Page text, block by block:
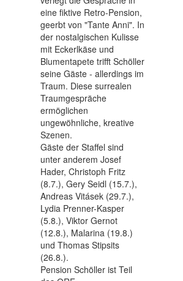
eine fiktive Retro-Pension,
geerbt von "Tante Anni". In
der nostalgischen Kulisse
mit Eckerlkäse und
Blumentapete trifft Schöller
seine Gäste - allerdings im
Traum. Diese surrealen
Traumgespräche
ermöglichen
ungewöhnliche, kreative
Szenen.
Gäste der Staffel sind
unter anderem Josef
Hader, Christoph Fritz
(8.7.), Gery Seidl (15.7.),
Andreas Vitásek (29.7.),
Lydia Prenner-Kasper
(5.8.), Viktor Gernot
(12.8.), Malarina (19.8.)
und Thomas Stipsits
(26.8.).
Pension Schöller ist Teil